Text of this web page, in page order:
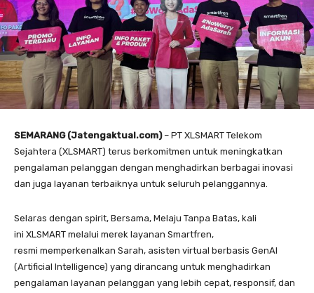
SEMARANG (Jatengaktual.com)– PT XLSMART Telekom
Sejahtera (XLSMART) terus berkomitmen untuk meningkatkan
pengalaman pelanggan dengan menghadirkan berbagai inovasi
dan juga layanan terbaiknya untuk seluruh pelanggannya.
Selaras dengan spirit, Bersama, Melaju Tanpa Batas, kali
ini XLSMART melalui merek layanan Smartfren,
resmi memperkenalkan Sarah, asisten virtual berbasis GenAI
(Artificial Intelligence) yang dirancang untuk menghadirkan
pengalaman layanan pelanggan yang lebih cepat, responsif, dan